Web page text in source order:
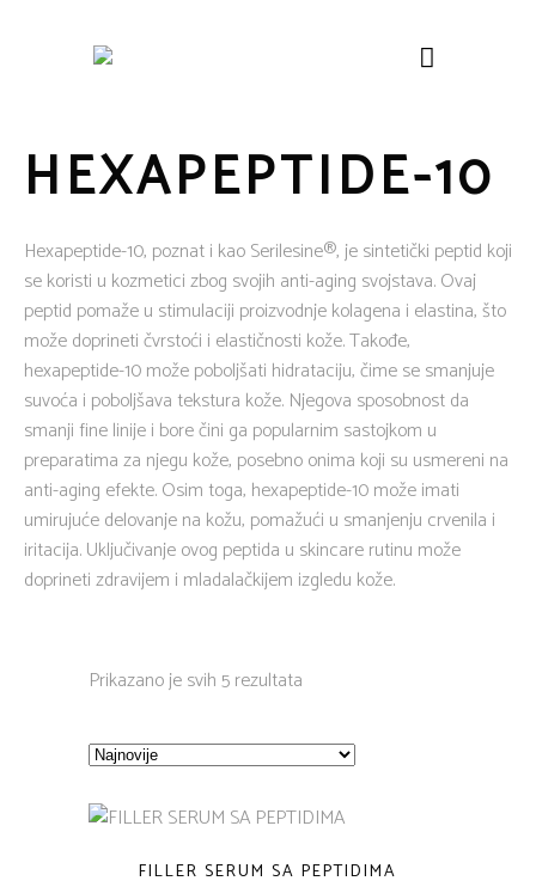
HEXAPEPTIDE-10
Hexapeptide-10, poznat i kao Serilesine®, je sintetički peptid koji
se koristi u kozmetici zbog svojih anti-aging svojstava. Ovaj
peptid pomaže u stimulaciji proizvodnje kolagena i elastina, što
može doprineti čvrstoći i elastičnosti kože. Takođe,
hexapeptide-10 može poboljšati hidrataciju, čime se smanjuje
suvoća i poboljšava tekstura kože. Njegova sposobnost da
smanji fine linije i bore čini ga popularnim sastojkom u
preparatima za njegu kože, posebno onima koji su usmereni na
anti-aging efekte. Osim toga, hexapeptide-10 može imati
umirujuće delovanje na kožu, pomažući u smanjenju crvenila i
iritacija. Uključivanje ovog peptida u skincare rutinu može
doprineti zdravijem i mladalačkijem izgledu kože.
Prikazano je svih 5 rezultata
FILLER SERUM SA PEPTIDIMA